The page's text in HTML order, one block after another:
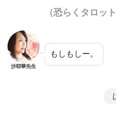
（恐らくタロッ
沙耶華先生
もしもしー。